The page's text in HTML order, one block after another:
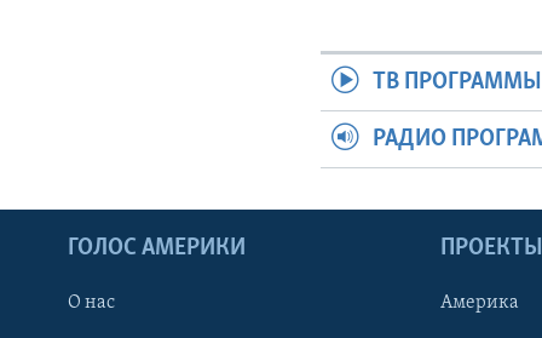
ТВ ПРОГРАММЫ
РАДИО
ГОЛОС АМЕРИКИ
О нас
ПРОЕКТЫ
Америка